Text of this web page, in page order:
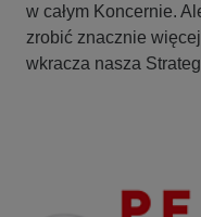
w całym Koncernie.
zrobić znacznie
wkracza nasza